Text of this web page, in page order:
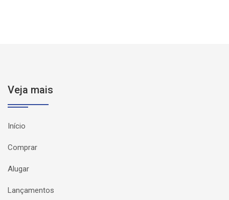
Veja mais
Início
Comprar
Alugar
Lançamentos